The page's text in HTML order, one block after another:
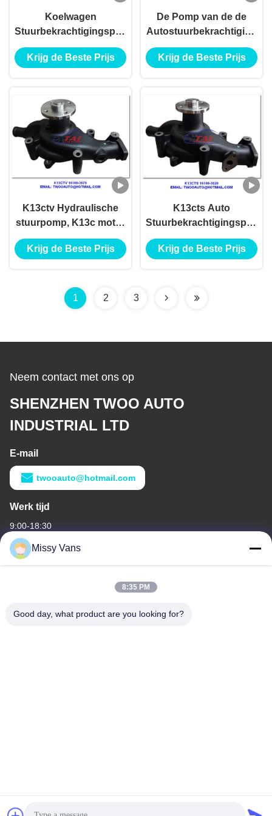
Koelwagen
Stuurbekrachtigingspomp
161003354 voor Hino
P11c 23 Staalmateriaal
Krijg de Beste Prijs
De Pomp van de de
Autostuurbekrachtiging
van K13D K13CTE,
OEM 16100-3320 van de
K13C
Krijg de Beste Prijs
K13ctv Hydraulische
stuurpomp, K13c motor
waterpomp voor Hino
Oem 16100-3670
Krijg de Beste Prijs
K13cts Auto
Stuurbekrachtigingspomp
16100-3820,
Vrachtwagen/Trailer/Auto
K13cts
Krijg de Beste Prijs
1 2 3
Neem contact met ons op
SHENZHEN TWOO AUTO
INDUSTRIAL LTD
E-mail
twooauto@hotmail.com
Werk tijd
9:00-18:30
Ons adres
No 8028, Jincheng Industrial Center, South Lixin Rd, Fuyong
Missy Vans
8:35 PM
Good day, what product are you looking for?